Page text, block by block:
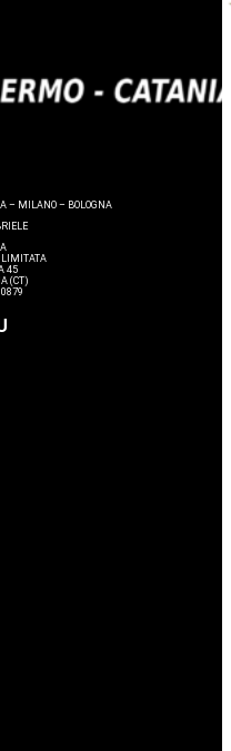
– MILANO – BOLOGNA
LIMITATA
45
(CT)
unghie